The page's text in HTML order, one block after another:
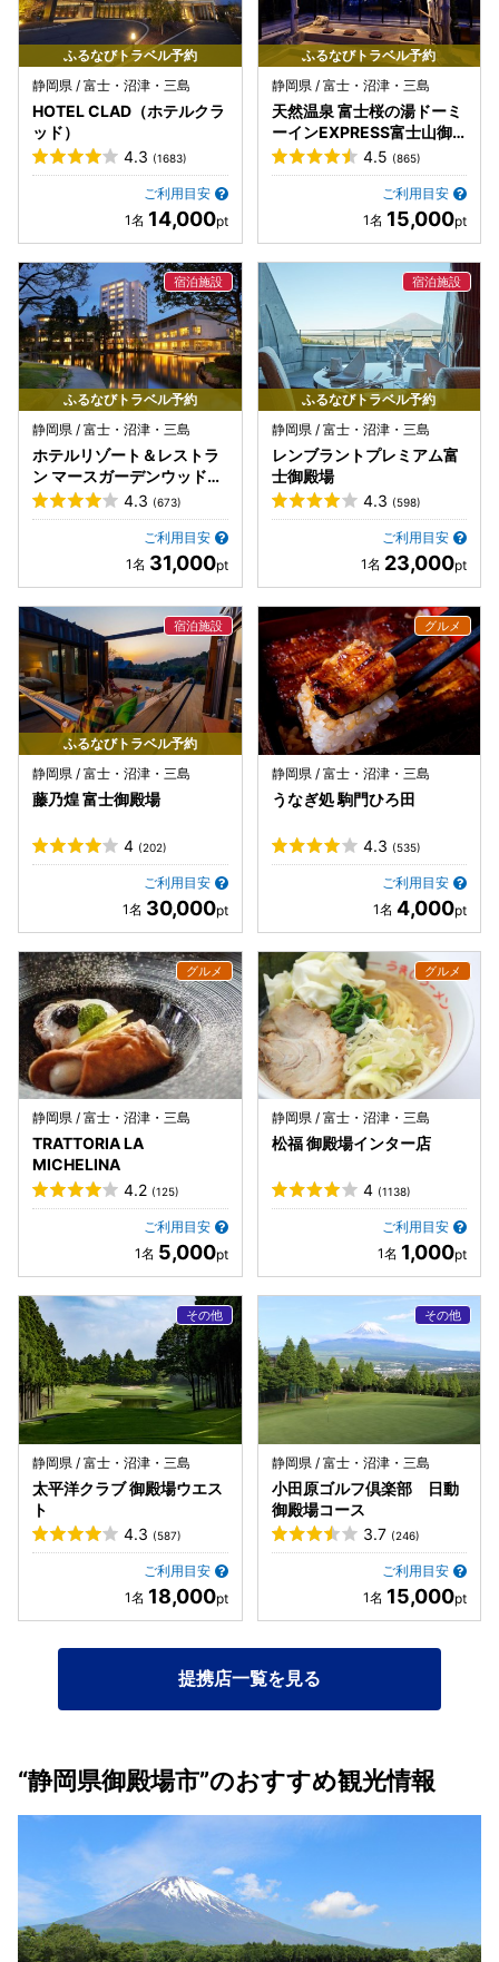
ふるなびトラベル予約
静岡県 / 富士・沼津・三島
HOTEL CLAD（ホテルクラ
ッド）
4.3 (1683)
ご利用目安
14,000
ふるなびトラベル予約
静岡県 / 富士・沼津・三島
天然温泉 富士桜の湯ドーミ
ーインEXPRESS富士山御
殿場
4.5 (865)
ご利用目安
15,000
ふるなびトラベル予約
静岡県 / 富士・沼津・三島
ホテルリゾート＆レストラ
ン マースガーデンウッド御
殿場
4.3 (673)
ご利用目安
31,000
ふるなびトラベル予約
静岡県 / 富士・沼津・三島
レンブラントプレミアム富
士御殿場
4.3 (598)
ご利用目安
23,000
ふるなびトラベル予約
静岡県 / 富士・沼津・三島
藤乃煌 富士御殿場
4 (202)
ご利用目安
30,000
静岡県 / 富士・沼津・三島
うなぎ処 駒門ひろ田
4.3 (535)
ご利用目安
4,000
静岡県 / 富士・沼津・三島
TRATTORIA LA
MICHELINA
4.2 (125)
ご利用目安
5,000
静岡県 / 富士・沼津・三島
松福 御殿場インター店
4 (1138)
ご利用目安
1,000
静岡県 / 富士・沼津・三島
太平洋クラブ 御殿場ウエス
ト
4.3 (587)
ご利用目安
18,000
静岡県 / 富士・沼津・三島
小田原ゴルフ倶楽部 日動
御殿場コース
3.7 (246)
ご利用目安
15,000
提携店一覧を見る
“静岡県御殿場市”のおすすめ観光情報